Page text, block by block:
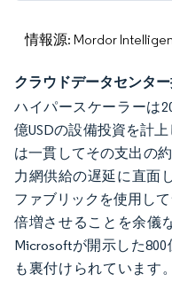
情報源: Mordor
クラウドデータセンタ
ハイパースケーラーは
億USDの設備投資を計
は一貫してその支出の
力網供給の遅延に直面
ファブリックを使用し
倍増させることを余儀
Microsoftが開示した
も裏付けられています